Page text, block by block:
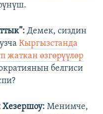
Демек, сиздин
Кыргызстанда
жаткан өзгөрүүлөр
белгиси
Менимче,